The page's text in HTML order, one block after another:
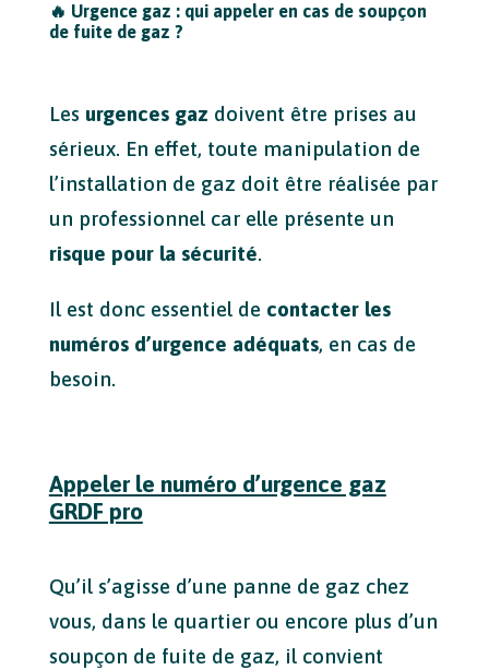
🔥 Urgence gaz : qui appeler en cas de soupçon
de fuite de gaz ?
Les urgences gaz doivent être prises au
sérieux. En effet, toute manipulation de
l’installation de gaz doit être réalisée par
un professionnel car elle présente un
risque pour la sécurité.
Il est donc essentiel de contacter les
numéros d’urgence adéquats, en cas de
besoin.
Appeler le numéro d’urgence gaz
GRDF pro
Qu’il s’agisse d’une panne de gaz chez
vous, dans le quartier ou encore plus d’un
soupçon de fuite de gaz, il convient